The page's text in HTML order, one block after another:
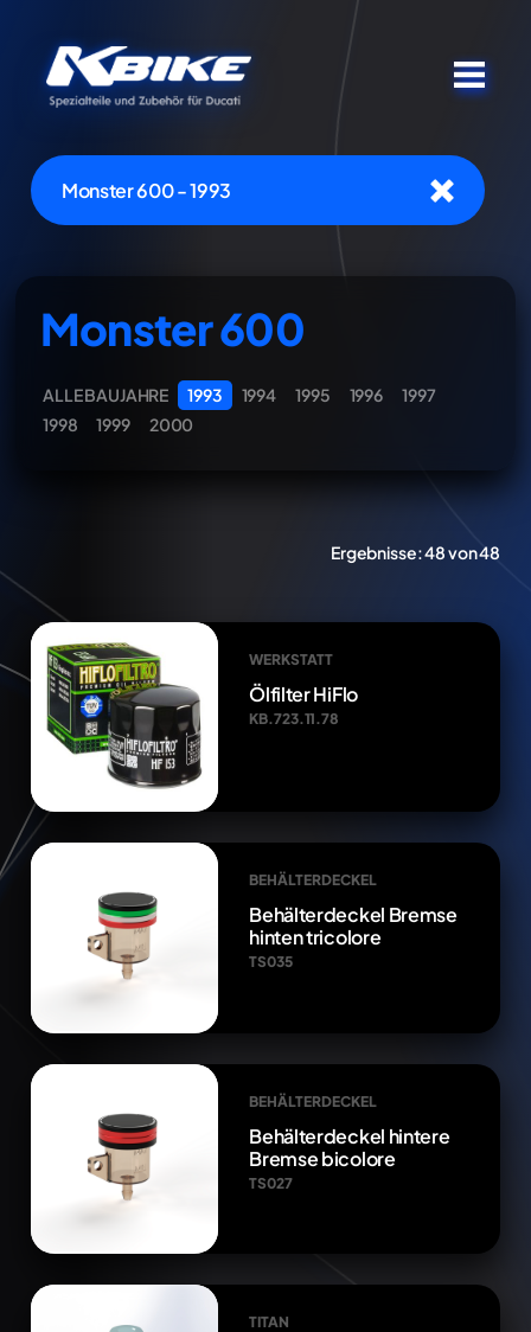
Monster 600 - 1993
Monster 600
ALLE BAUJAHRE 1993 1994 1995 1996
1997
1998
1999 2000
Ergebnisse:48 von 48
WERKSTATT
Ölfilter HiFlo
KB.723.11.78
BEHÄLTERDECKEL
Behälterdeckel Bremse
hinten tricolore
TS035
BEHÄLTERDECKEL
Behälterdeckel hintere
Bremse bicolore
TS027
TITAN